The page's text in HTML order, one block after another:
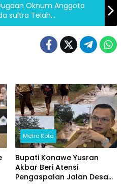
Oknum Anggota
Perkara Untuk
Metro Kota
Bupati Konawe Yusran
Akbar Beri Atensi
Pengaspalan Jalan Desa